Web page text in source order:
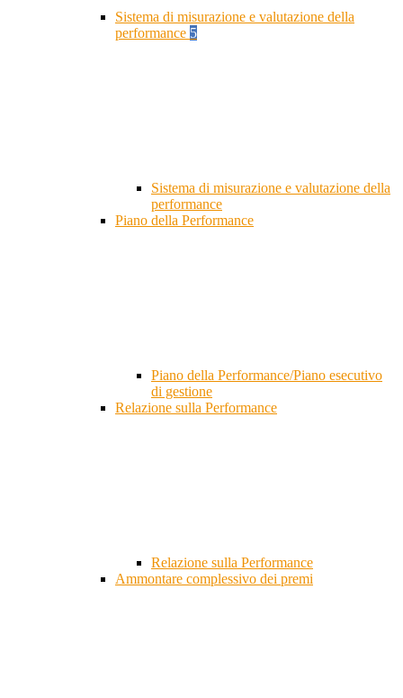
Sistema di misurazione e valutazione della
performance 5
Sistema di misurazione e valutazione della
performance
Piano della Performance
Piano della Performance/Piano esecutivo
di gestione
Relazione sulla Performance
Relazione sulla Performance
Ammontare complessivo dei premi